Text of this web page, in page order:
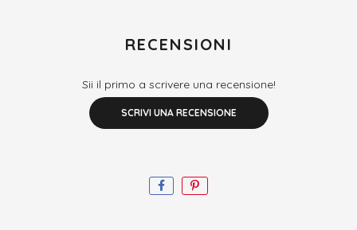
RECENSIONI
Sii il primo a scrivere una recensione!
SCRIVI UNA RECENSIONE